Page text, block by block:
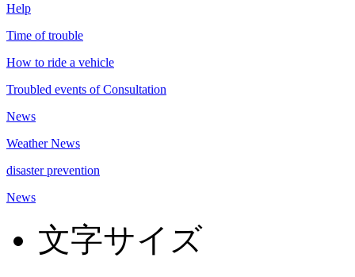
Help
Time of trouble
How to ride a vehicle
Troubled events of Consultation
News
Weather News
disaster prevention
News
文字サイズ